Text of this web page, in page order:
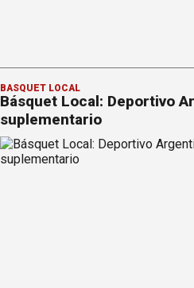
BÁSQUET LOCAL
Básquet Local: Deportivo
suplementario